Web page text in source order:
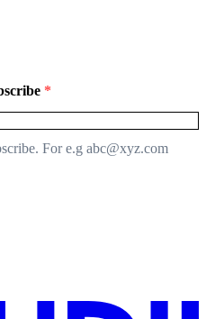
For e.g abc@xyz.com